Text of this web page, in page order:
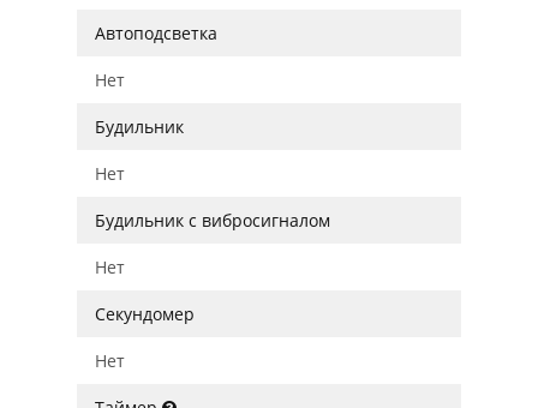
Автоподсветка
Нет
Будильник
Нет
Будильник с вибросигналом
Нет
Секундомер
Нет